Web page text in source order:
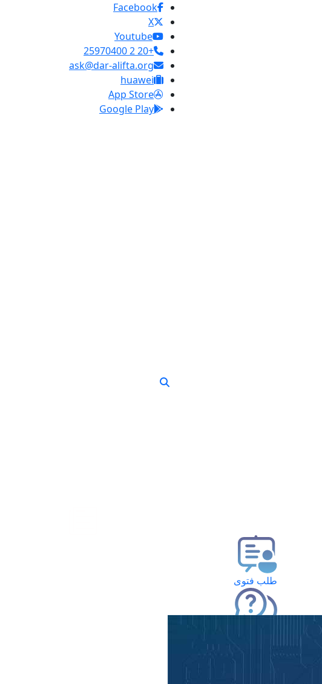
Facebook
X
Youtube
+20 2 25970400
ask@dar-alifta.org
huawei
App Store
Google Play
طلب فتوى